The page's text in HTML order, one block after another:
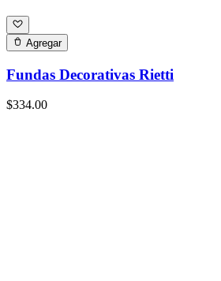
Agregar
Fundas Decorativas Rietti
$334.00